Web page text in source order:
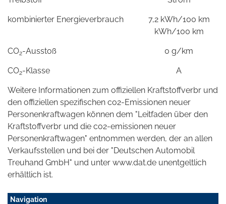
kombinierter Energieverbrauch
7,2 kWh/100 km
kWh/100 km
CO2-Ausstoß 0 g/km
CO2-Klasse A
Weitere Informationen zum offiziellen Kraftstoffverbr und
den offiziellen spezifischen co2-Emissionen neuer
Personenkraftwagen können dem "Leitfaden über den
Kraftstoffverbr und die co2-emissionen neuer
Personenkraftwagen" entnommen werden, der an allen
Verkaufsstellen und bei der "Deutschen Automobil
Treuhand GmbH" und unter www.dat.de unentgeltlich
erhältlich ist.
Navigation